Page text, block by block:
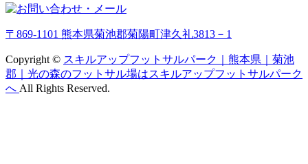
〒869-1101 熊本県菊池郡菊陽町津久礼3813－1
Copyright © スキルアップフットサルパーク｜熊本県｜菊池
郡｜光の森のフットサル場はスキルアップフットサルパーク
へ All Rights Reserved.